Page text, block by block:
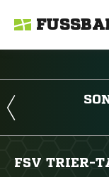
FSV TRIER-